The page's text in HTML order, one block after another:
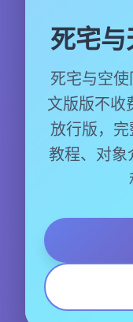
死宅
死宅与空
文版版不收
放行版，
教程、对象